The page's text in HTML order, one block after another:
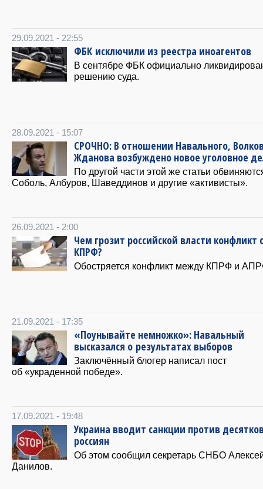
29.09.2021 - 22:55
ФБК исключили из реестра иноагентов
В сентябре ФБК официально
решению суда.
28.09.2021 - 15:07
СРОЧНО: В отношении Навального,
Жданова возбуждено новое уголовное
По другой части этой же статьи
Соболь, Албуров, Шаведдинов и другие «активисты».
26.09.2021 - 2:00
Чем грозит российской власти конфликт с
КПРФ?
Обостряется конфликт между КПРФ и
21.09.2021 - 17:35
«Поунывайте немножко»: Навальный
высказался о результатах выборов
Заключённый блогер написал пост
об «украденной победе».
17.09.2021 - 19:48
Украина вводит санкции против
россиян
Об этом сообщил секретарь СНБО
Данилов.